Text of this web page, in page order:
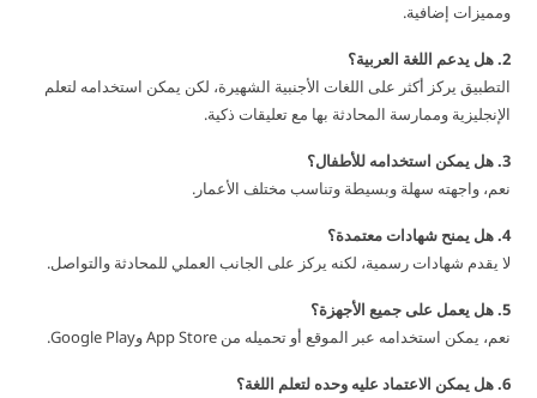
ومميزات إضافية.
2. هل يدعم اللغة العربية؟
التطبيق يركز أكثر على اللغات الأجنبية الشهيرة، لكن يمكن استخدامه لتعلم
الإنجليزية وممارسة المحادثة بها مع تعليقات ذكية.
3. هل يمكن استخدامه للأطفال؟
نعم، واجهته سهلة وبسيطة وتناسب مختلف الأعمار.
4. هل يمنح شهادات معتمدة؟
لا يقدم شهادات رسمية، لكنه يركز على الجانب العملي للمحادثة والتواصل.
5. هل يعمل على جميع الأجهزة؟
نعم، يمكن استخدامه عبر الموقع أو تحميله من App Store وGoogle Play.
6. هل يمكن الاعتماد عليه وحده لتعلم اللغة؟